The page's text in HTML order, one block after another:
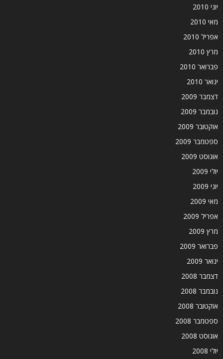
יוני 2010
מאי 2010
אפריל 2010
מרץ 2010
פברואר 2010
ינואר 2010
דצמבר 2009
נובמבר 2009
אוקטובר 2009
ספטמבר 2009
אוגוסט 2009
יולי 2009
יוני 2009
מאי 2009
אפריל 2009
מרץ 2009
פברואר 2009
ינואר 2009
דצמבר 2008
נובמבר 2008
אוקטובר 2008
ספטמבר 2008
אוגוסט 2008
יולי 2008